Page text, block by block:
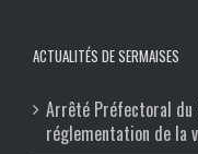
ACTUALITÉS DE SERMAISES
Arrêté Préfectoral
réglementation de la